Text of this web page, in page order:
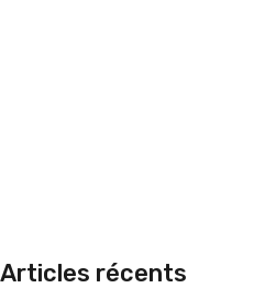
Articles récents